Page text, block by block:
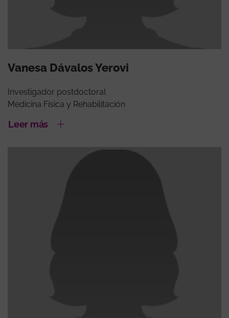
Vanesa Dávalos Yerovi
Investigador postdoctoral
Medicina Física y Rehabilitación
Leer más